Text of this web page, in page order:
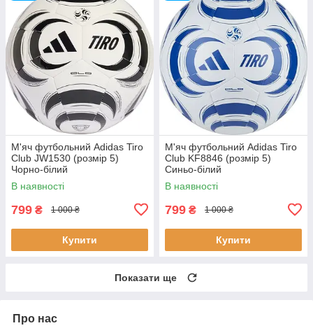
М'яч футбольний Adidas Tiro
Club JW1530 (розмір 5)
Чорно-білий
В наявності
799 ₴ 1 000 ₴
Купити
М'яч футбольний Adidas Tiro
Club KF8846 (розмір 5)
Синьо-білий
В наявності
799 ₴ 1 000 ₴
Купити
Показати ще
Про нас